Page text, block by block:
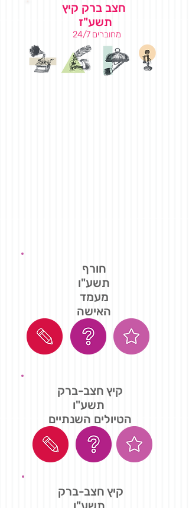
חצב ברק קיץ
תשע"ז
מחוברים 24/7
חורף
תשע"ו
מעמד
האישה
קיץ חצב-ברק
הטיולים השנתיים
קיץ חצב-ברק